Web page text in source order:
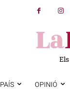
PAÍS OPINIÓ